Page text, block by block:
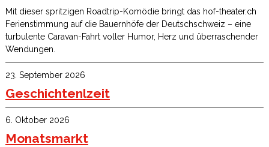
Mit dieser spritzigen Roadtrip-Komödie bringt das hof-theater.ch
Ferienstimmung auf die Bauernhöfe der Deutschschweiz – eine
turbulente Caravan-Fahrt voller Humor, Herz und überraschender
Wendungen.
23. September 2026
Geschichtenlzeit
6. Oktober 2026
Monatsmarkt